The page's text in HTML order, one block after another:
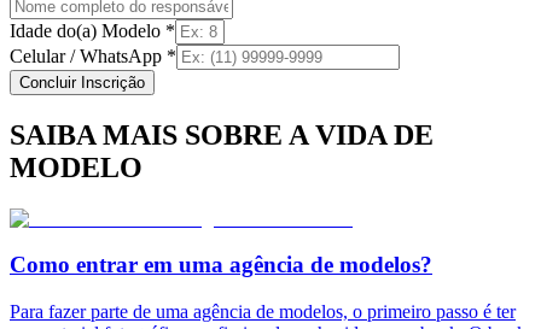
Idade do(a) Modelo *
Celular / WhatsApp *
Concluir Inscrição
SAIBA MAIS SOBRE A VIDA DE
MODELO
Como entrar em uma agência de modelos?
Para fazer parte de uma agência de modelos, o primeiro passo é ter